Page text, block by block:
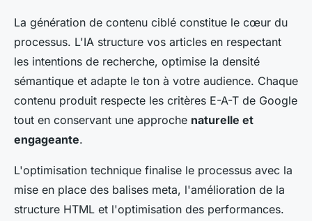
La génération de contenu ciblé constitue le cœur du
processus. L'IA structure vos articles en respectant
les intentions de recherche, optimise la densité
sémantique et adapte le ton à votre audience. Chaque
contenu produit respecte les critères E-A-T de Google
tout en conservant une approche naturelle et
engageante.
L'optimisation technique finalise le processus avec la
mise en place des balises meta, l'amélioration de la
structure HTML et l'optimisation des performances.